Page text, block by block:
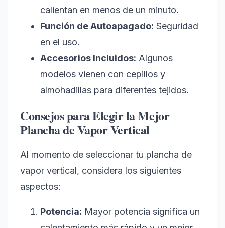
calientan en menos de un minuto.
Función de Autoapagado: Seguridad
en el uso.
Accesorios Incluidos: Algunos
modelos vienen con cepillos y
almohadillas para diferentes tejidos.
Consejos para Elegir la Mejor
Plancha de Vapor Vertical
Al momento de seleccionar tu plancha de
vapor vertical, considera los siguientes
aspectos:
Potencia: Mayor potencia significa un